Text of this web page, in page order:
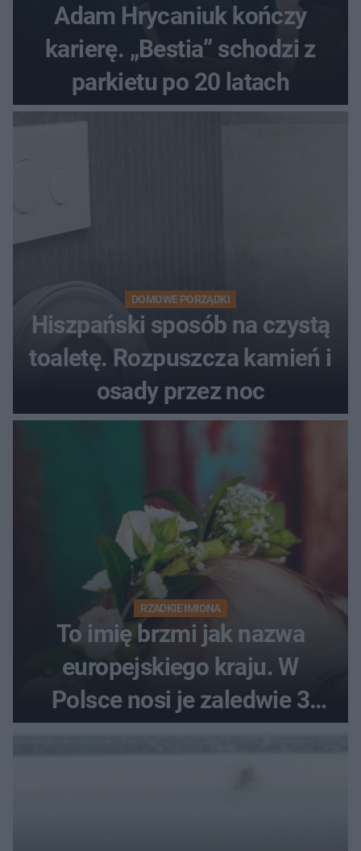
Adam Hrycaniuk kończy
karierę. „Bestia” schodzi z
parkietu po 20 latach
DOMOWE PORZĄDKI
Hiszpański sposób na czystą
toaletę. Rozpuszcza kamień i
osady przez noc
RZADKIE IMIONA
To imię brzmi jak nazwa
europejskiego kraju. W
Polsce nosi je zaledwie 3
kobiety